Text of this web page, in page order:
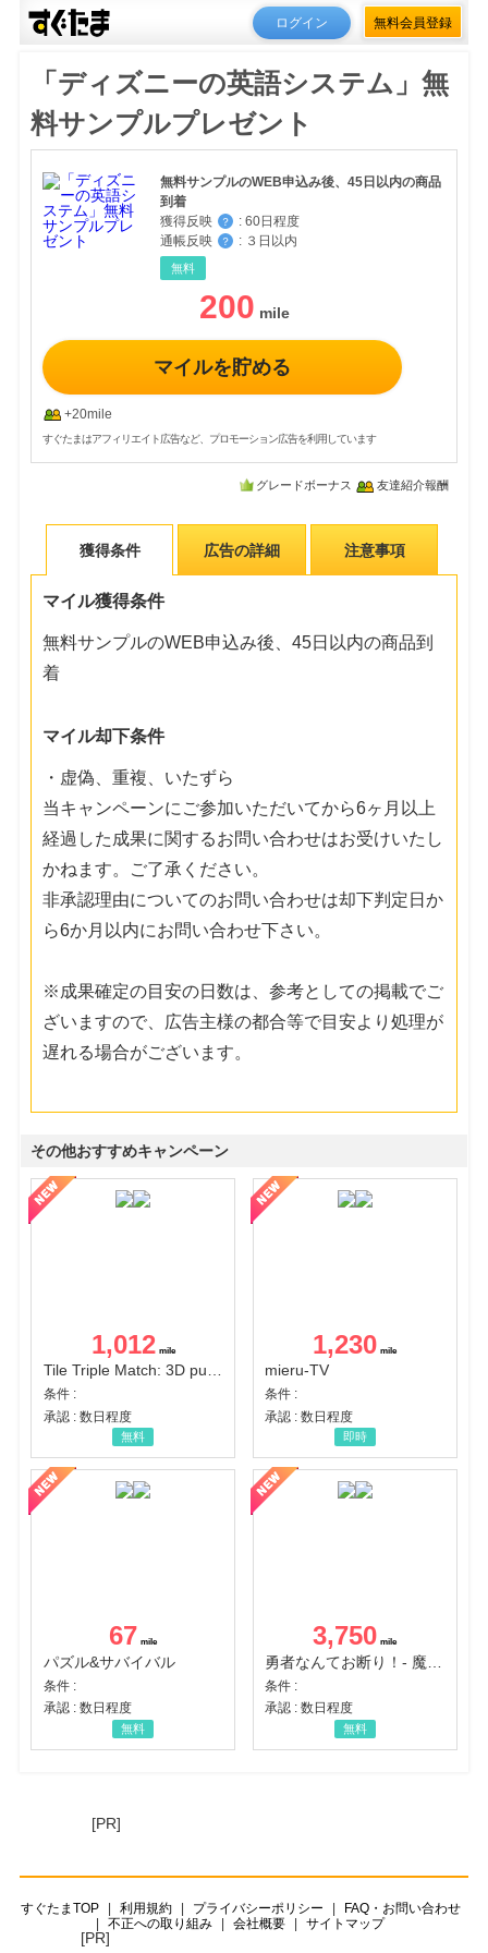
ログイン 無料会員登録
「ディズニーの英語システム」無
料サンプルプレゼント
無料サンプルのWEB申込み後、45日以内の商品
到着
獲得反映
？ : 60日程度
通帳反映
？ : ３日以内
無料
200
マイルを貯める
+20mile
すぐたまはアフィリエイト広告など、プロモーション広告を利用しています
グレードボーナス 友達紹介報酬
獲得条件 広告の詳細 注意事項
マイル獲得条件
無料サンプルのWEB申込み後、45日以内の商品到
着
マイル却下条件
・虚偽、重複、いたずら
当キャンペーンにご参加いただいてから6ヶ月以上
経過した成果に関するお問い合わせはお受けいたし
かねます。ご了承ください。
非承認理由についてのお問い合わせは却下判定日か
ら6か月以内にお問い合わせ下さい。
※成果確定の目安の日数は、参考としての掲載でご
ざいますので、広告主様の都合等で目安より処理が
遅れる場合がございます。
その他おすすめキャンペーン
1,012
Tile Triple Match: 3D puzzle
条件 :
承認 : 数日程度
無料
1,230
mieru-TV
条件 :
承認 : 数日程度
即時
67
パズル&サバイバル
条件 :
承認 : 数日程度
無料
3,750
条件 :
承認 : 数日程度
無料
[PR]
すぐたまTOP 利用規約 プライバシーポリシー
FAQ・お問い合わせ
不正への取り組み
会社概要 サイトマップ
[PR]